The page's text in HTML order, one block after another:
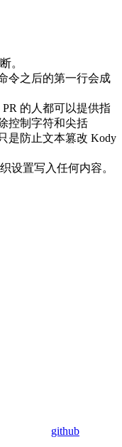
。
令之后的第一行会成
的人都可以提供指
控制字符和尖括
防止文本篡改 Kody
设置写入任何内容。
github